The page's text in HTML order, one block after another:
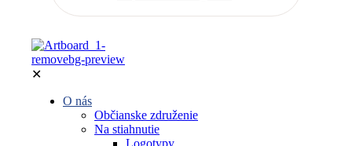
✕
O nás
Občianske združenie
Na stiahnutie
Logotypy